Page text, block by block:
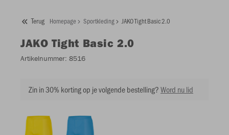
Terug Homepage Sportkleding JAKO Tight Basic 2.0
JAKO Tight Basic 2.0
Artikelnummer: 8516
Zin in 30% korting op je volgende bestelling?Word nu lid